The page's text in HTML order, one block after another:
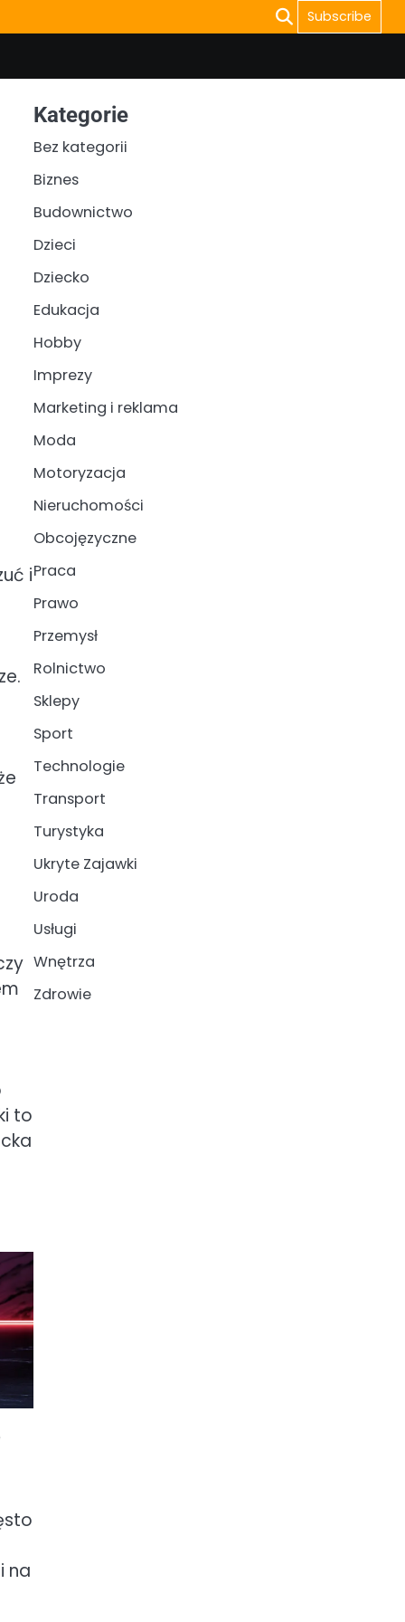
Subscribe
i
to
na
Kategorie
Bez kategorii
Biznes
Budownictwo
Dzieci
Dziecko
Edukacja
Hobby
Imprezy
Marketing i reklama
Moda
Motoryzacja
Nieruchomości
Obcojęzyczne
Praca
Prawo
Przemysł
Rolnictwo
Sklepy
Sport
Technologie
Transport
Turystyka
Ukryte Zajawki
Uroda
Usługi
Wnętrza
Zdrowie